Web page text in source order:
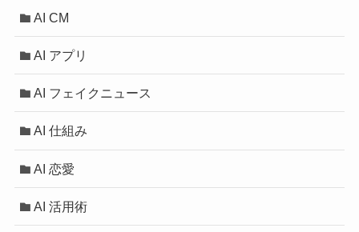
AI CM
AI アプリ
AI フェイクニュース
AI 仕組み
AI 恋愛
AI 活用術